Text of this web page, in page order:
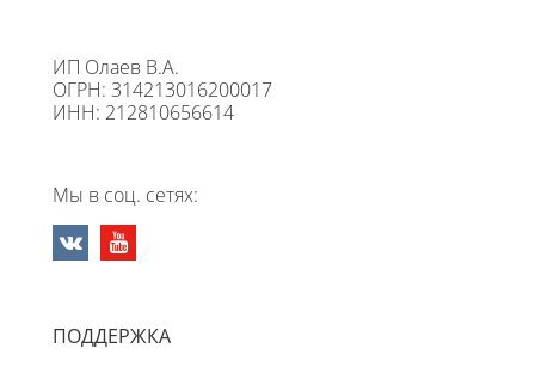
ИП Олаев В.А.
ОГРН: 314213016200017
ИНН: 212810656614
Мы в соц. сетях:
ПОДДЕРЖКА